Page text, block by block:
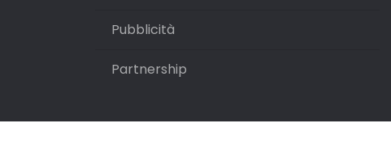
Pubblicità
Partnership